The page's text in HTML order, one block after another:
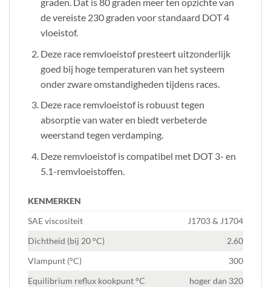
de vereiste 230 graden voor standaard DOT 4
vloeistof.
Deze race remvloeistof presteert uitzonderlijk
goed bij hoge temperaturen van het systeem
onder zware omstandigheden tijdens races.
Deze race remvloeistof is robuust tegen
absorptie van water en biedt verbeterde
weerstand tegen verdamping.
Deze remvloeistof is compatibel met DOT 3- en
5.1-remvloeistoffen.
KENMERKEN
SAE viscositeit
J1703 & J1704
Dichtheid (bij 20 °C)
2.60
Vlampunt (°C)
300
Equilibrium reflux kookpunt °C
hoger dan 320